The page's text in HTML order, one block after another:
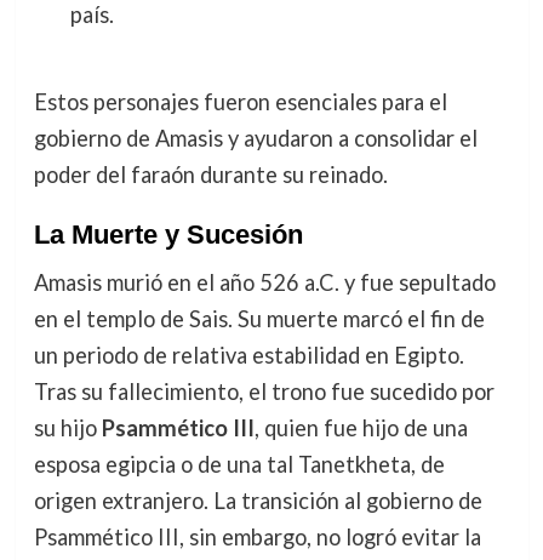
país.
Estos personajes fueron esenciales para el
gobierno de Amasis y ayudaron a consolidar el
poder del faraón durante su reinado.
La Muerte y Sucesión
Amasis murió en el año 526 a.C. y fue sepultado
en el templo de Sais. Su muerte marcó el fin de
un periodo de relativa estabilidad en Egipto.
Tras su fallecimiento, el trono fue sucedido por
su hijo Psammético III, quien fue hijo de una
esposa egipcia o de una tal Tanetkheta, de
origen extranjero. La transición al gobierno de
Psammético III, sin embargo, no logró evitar la